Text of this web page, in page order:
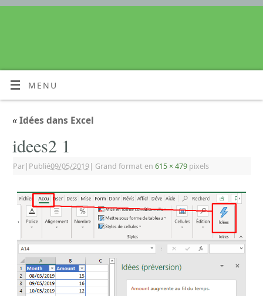
MENU
«Idées dans Excel
idees2 1
Par| Publié09/05/2019| Grand format en 615 × 479 pixels